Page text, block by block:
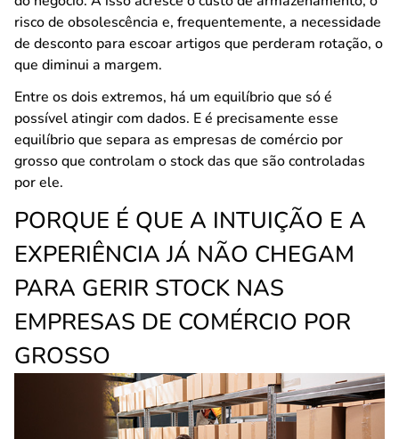
risco de obsolescência e, frequentemente, a necessidade
de desconto para escoar artigos que perderam rotação, o
que diminui a margem.
Entre os dois extremos, há um equilíbrio que só é
possível atingir com dados. E é precisamente esse
equilíbrio que separa as empresas de comércio por
grosso que controlam o stock das que são controladas
por ele.
PORQUE É QUE A INTUIÇÃO E A
EXPERIÊNCIA JÁ NÃO CHEGAM
PARA GERIR STOCK NAS
EMPRESAS DE COMÉRCIO POR
GROSSO